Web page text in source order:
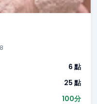
6 點
25 點
100分